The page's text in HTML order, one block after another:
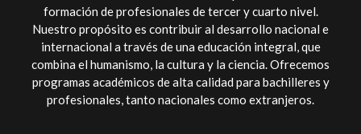
formación de profesionales de tercer y cuarto nivel.
Nuestro propósito es contribuir al desarrollo nacional e
internacional a través de una educación integral, que
combina el humanismo, la cultura y la ciencia. Ofrecemos
programas académicos de alta calidad para bachilleres y
profesionales, tanto nacionales como extranjeros.